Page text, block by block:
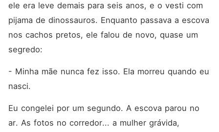
ele era leve demais para seis anos, e o vesti com
pijama de dinossauros. Enquanto passava a escova
nos cachos pretos, ele falou de novo, quase um
segredo:
- Minha mãe nunca fez isso. Ela morreu quando eu
nasci.
Eu congelei por um segundo. A escova parou no
ar. As fotos no corredor... a mulher grávida,